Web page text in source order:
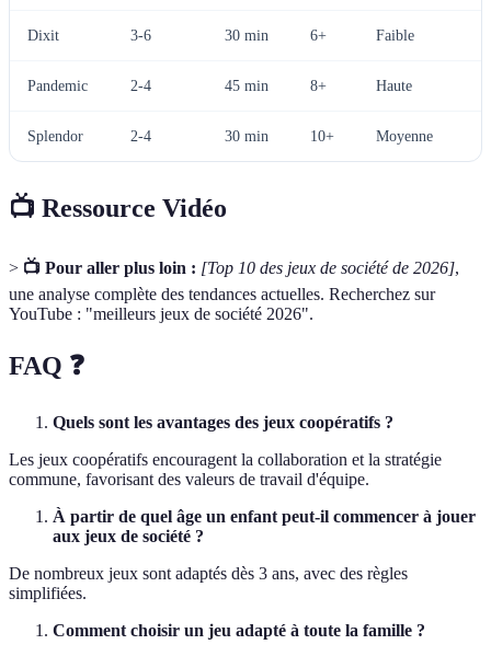
Dixit 3-6 30 min 6+ Faible
Pandemic 2-4 45 min 8+ Haute
Splendor 2-4 30 min 10+ Moyenne
📺 Ressource Vidéo
> 📺 Pour aller plus loin : [Top 10 des jeux de société de 2026],
une analyse complète des tendances actuelles. Recherchez sur
YouTube : "meilleurs jeux de société 2026".
FAQ ❓
Quels sont les avantages des jeux coopératifs ?
Les jeux coopératifs encouragent la collaboration et la stratégie
commune, favorisant des valeurs de travail d'équipe.
À partir de quel âge un enfant peut-il commencer à jouer
aux jeux de société ?
De nombreux jeux sont adaptés dès 3 ans, avec des règles
simplifiées.
Comment choisir un jeu adapté à toute la famille ?